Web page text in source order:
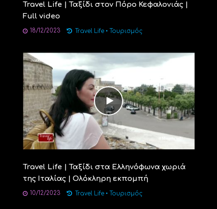
Travel Life | Ταξίδι στον Πόρο Κεφαλονιάς |
Full video
18/12/2023 Travel Life • Τουρισμός
Travel Life | Ταξίδι στα Ελληνόφωνα χωριά
της Ιταλίας | Ολόκληρη εκπομπή
10/12/2023 Travel Life • Τουρισμός